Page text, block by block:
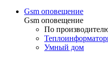
Gsm оповещение
Gsm оповещение
По
Умный дом